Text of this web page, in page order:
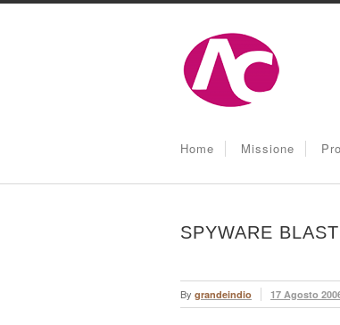
Home Missione
SPYWARE
By grandeindio 17 Agosto